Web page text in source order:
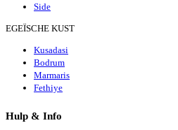
Side
EGEÏSCHE KUST
Kusadasi
Bodrum
Marmaris
Fethiye
Hulp & Info